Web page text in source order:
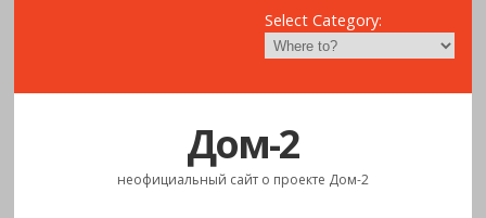
Select Category:
Дом-2
неофициальный сайт о проекте Дом-2